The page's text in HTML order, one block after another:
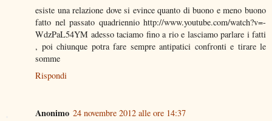
esiste una relazione dove si evince quanto di buono e meno buono
fatto nel passato quadriennio http://www.youtube.com/watch?v=-
WdzPaL54YM adesso taciamo fino a rio e lasciamo parlare i fatti
, poi chiunque potra fare sempre antipatici confronti e tirare le
somme
Rispondi
Anonimo 24 novembre 2012 alle ore 14:37